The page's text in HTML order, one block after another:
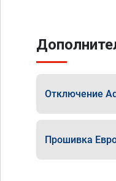
Отключение
Прошивка